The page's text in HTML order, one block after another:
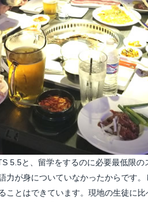
5.5と、留学をするのに必要最低限
力が身についていなかったからです
ことはできています。現地の生徒に